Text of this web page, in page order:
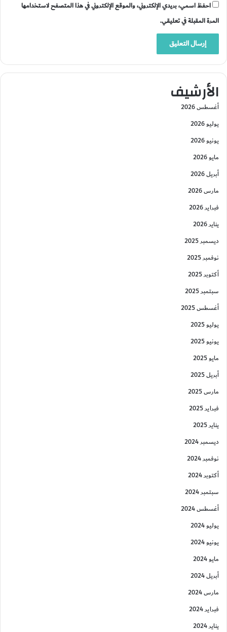
احفظ اسمي، بريدي الإلكتروني، والموقع الإلكتروني في هذا المتصفح لاستخدامها
المرة المقبلة في تعليقي.
الأرشيف
أغسطس 2026
يوليو 2026
يونيو 2026
مايو 2026
أبريل 2026
مارس 2026
فبراير 2026
يناير 2026
ديسمبر 2025
نوفمبر 2025
أكتوبر 2025
سبتمبر 2025
أغسطس 2025
يوليو 2025
يونيو 2025
مايو 2025
أبريل 2025
مارس 2025
فبراير 2025
يناير 2025
ديسمبر 2024
نوفمبر 2024
أكتوبر 2024
سبتمبر 2024
أغسطس 2024
يوليو 2024
يونيو 2024
مايو 2024
أبريل 2024
مارس 2024
فبراير 2024
يناير 2024